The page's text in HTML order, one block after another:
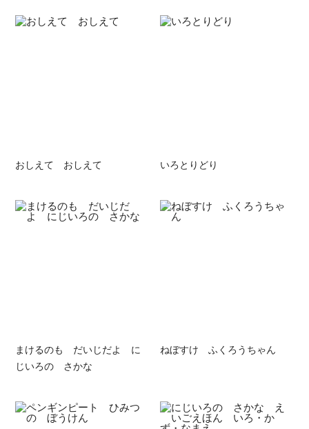
おしえて おしえて いろとりどり
まけるのも だいじだよ に
じいろの さかな
ねぼすけ ふくろうちゃん